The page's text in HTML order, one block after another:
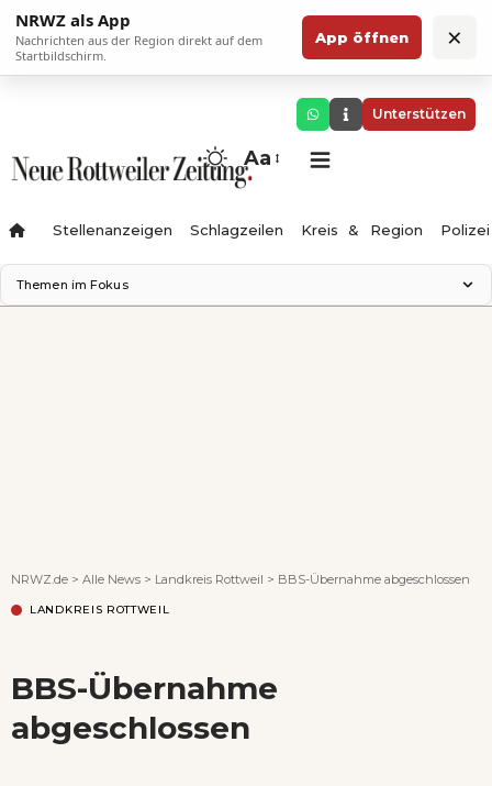
NRWZ als App
Nachrichten aus der Region direkt auf dem
Startbildschirm.
App öffnen ×
Unterstützen
Aa
Stellenanzeigen Schlagzeilen Kreis & Region Polizei
Themen im Fokus
NRWZ.de > Alle News > Landkreis Rottweil > BBS-Übernahme abgeschlossen
LANDKREIS ROTTWEIL
BBS-Übernahme
abgeschlossen